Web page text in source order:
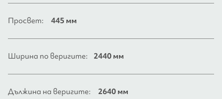
Просвет: 445 мм
Ширина по веригите: 2440 мм
Дължина на веригите: 2640 мм